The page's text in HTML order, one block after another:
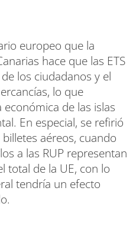
europeo que la
hace que las ETS
los ciudadanos y el
lo que
de las islas
En especial, se refirió
aéreos, cuando
a las RUP representan
total de la UE, con lo
tendría un efecto